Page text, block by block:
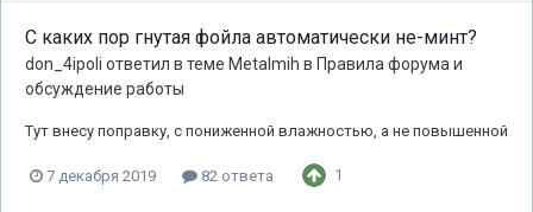
С каких пор гнутая фойла автоматически не-минт?
don_4ipoli ответил в теме Metalmih в Правила форума и
обсуждение работы
Тут внесу поправку, с пониженной влажностью, а не повышенной
7 декабря 2019 82 ответа 1